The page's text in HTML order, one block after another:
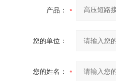
产品：
您的单位：
您的姓名：